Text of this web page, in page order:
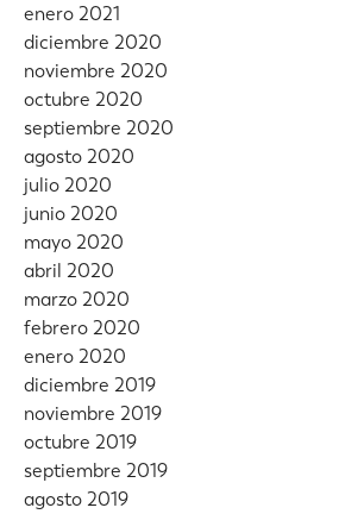
enero 2021
diciembre 2020
noviembre 2020
octubre 2020
septiembre 2020
agosto 2020
julio 2020
junio 2020
mayo 2020
abril 2020
marzo 2020
febrero 2020
enero 2020
diciembre 2019
noviembre 2019
octubre 2019
septiembre 2019
agosto 2019